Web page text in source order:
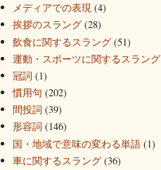
メディアでの表現 (4)
挨拶のスラング (28)
飲食に関するスラング (51)
運動・スポーツに関するスラング
冠詞 (1)
慣用句 (202)
間投詞 (39)
形容詞 (146)
国・地域で意味の変わる単語 (1)
車に関するスラング (36)